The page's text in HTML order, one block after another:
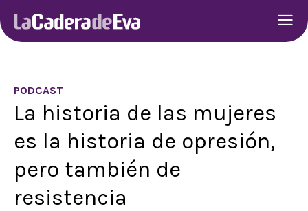
PODCAST
La historia de las mujeres
es la historia de opresión,
pero también de
resistencia